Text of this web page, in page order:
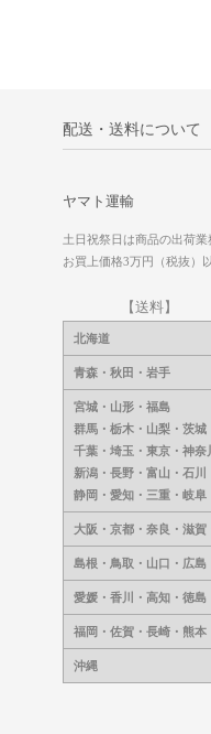
配送・送料について
ヤマト運輸
土日祝祭日は商品の出荷業
お買上価格3万円（税抜）
【送
北海道
青森・秋田・岩手
宮城・山形・福島
群馬・栃木・山梨・茨城
千葉・埼玉・東京・神奈
新潟・長野・富山・石川
静岡・愛知・三重・岐阜
大阪・京都・奈良・ 滋賀
島根・鳥取・山口・広島
愛媛・香川・高知・徳島
福岡・佐賀・長崎・熊本
沖縄